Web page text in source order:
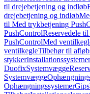
til drejebetjening og indløb
drejebetjening og indløb
til Med trykbetjening
PushControlReservedele
PushControlMed
ventilkegleTilbehør til
stykkerInstallationssystemer
DuofixSystemvægge
Systemvægge
Ophængningssystemer